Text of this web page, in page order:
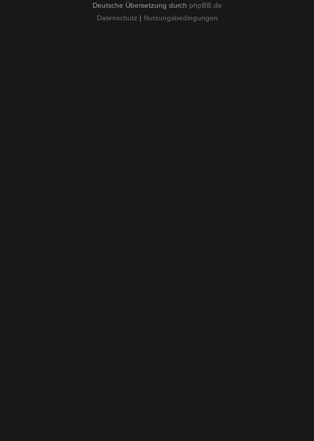
Deutsche Übersetzung durch phpBB.de
Datenschutz| Nutzungsbedingungen